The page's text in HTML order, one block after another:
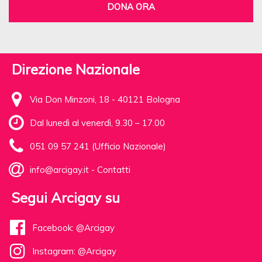
DONA ORA
Direzione Nazionale
Via Don Minzoni, 18 - 40121 Bologna
Dal lunedì al venerdì, 9.30 – 17.00
051 09 57 241 (Ufficio Nazionale)
info@arcigay.it - Contatti
Segui Arcigay su
Facebook: @Arcigay
Instagram: @Arcigay